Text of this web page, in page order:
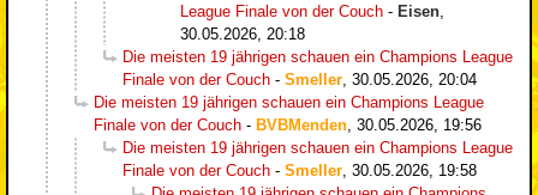
League Finale von der Couch - Eisen
30.05.2026, 20:18
Die meisten 19 jährigen schauen ein Champions League
Finale von der Couch - Smeller 30.05.2026, 20:04
Die meisten 19 jährigen schauen ein Champions League
Finale von der Couch - BVBMenden 30.05.2026, 19:56
Die meisten 19 jährigen schauen ein Champions League
Finale von der Couch - Smeller 30.05.2026, 19:58